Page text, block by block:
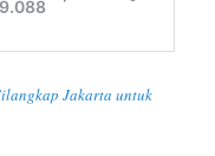
Jakarta untuk